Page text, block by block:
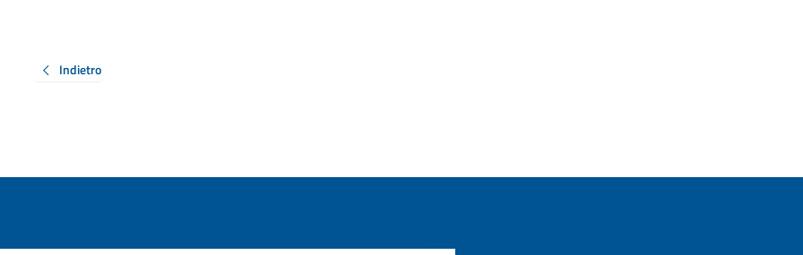
Indietro